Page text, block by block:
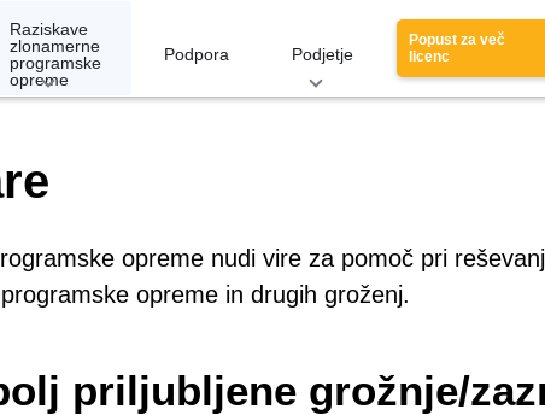
Raziskave
zlonamerne
programske
opreme
Podpora Podjetje
Popust za več
licenc
opreme nudi vire za pomoč pri
opreme in drugih groženj.
priljubljene grožnje/